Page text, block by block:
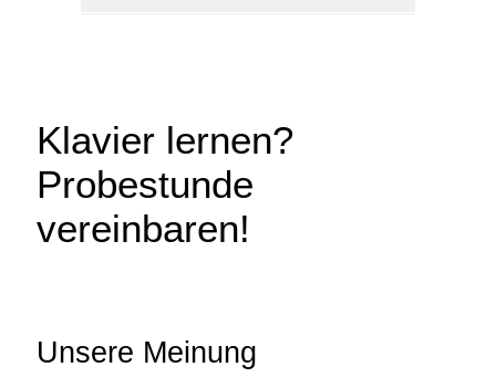
Klavier lernen?
Probestunde
vereinbaren!
Unsere Meinung